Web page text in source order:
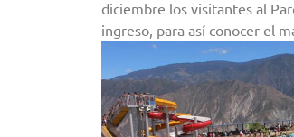
diciembre los visitantes al
ingreso, para así conocer el